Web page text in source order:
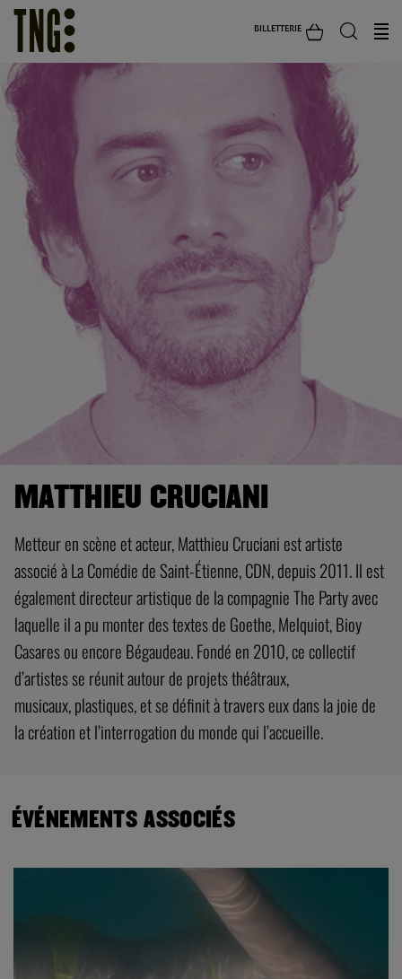
BILLETTERIE
MATTHIEU CRUCIANI
Metteur en scène et acteur, Matthieu Cruciani est artiste
associé à La Comédie de Saint-Étienne, CDN, depuis 2011. Il est
également directeur artistique de la compagnie The Party avec
laquelle il a pu monter des textes de Goethe, Melquiot, Bioy
Casares ou encore Bégaudeau. Fondé en 2010, ce collectif
d’artistes se réunit autour de projets théâtraux,
musicaux, plastiques, et se définit à travers eux dans la joie de
la création et l’interrogation du monde qui l’accueille.
ÉVÉNEMENTS ASSOCIÉS